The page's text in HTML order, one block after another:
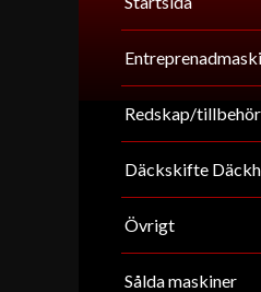
Redskap/tillbehör
Däckskifte
Övrigt
Sålda maskiner